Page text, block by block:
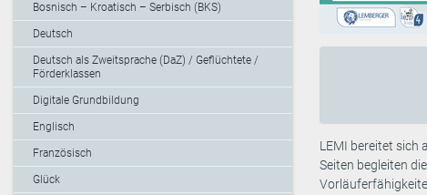
Bosnisch – Kroatisch – Serbisch (BKS)
Deutsch
Deutsch als Zweitsprache (DaZ) / Geflüchtete /
Förderklassen
Digitale Grundbildung
Englisch
Französisch
Glück
LEMI bereitet sich
Seiten begleiten